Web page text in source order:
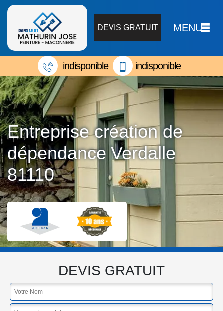
DEVIS GRATUIT MENU
indisponible indisponible
Entreprise création de
dépendance Verdalle
81110
DEVIS GRATUIT